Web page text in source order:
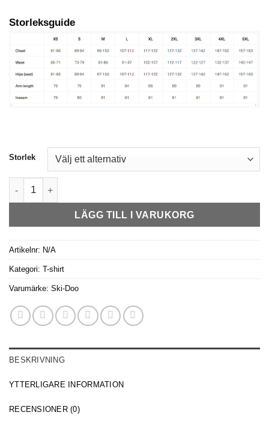
Storleksguide
Storlek
Ski-Doo Vintage T-shirt -Svart mängd
LÄGG TILL I VARUKORG
Artikelnr: N/A
Kategori: T-shirt
Varumärke: Ski-Doo
BESKRIVNING
YTTERLIGARE INFORMATION
RECENSIONER (0)